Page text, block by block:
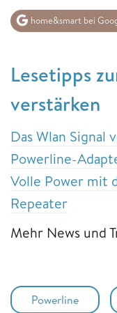
home&smart bei
Lesetipps
verstärken
Das Wlan Signal
Powerline-
Volle Power mit
Repeater
Mehr News und
Powerline